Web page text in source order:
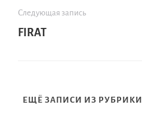
Следующая запись
FIRAT
ЕЩЁ ЗАПИСИ ИЗ РУБРИКИ